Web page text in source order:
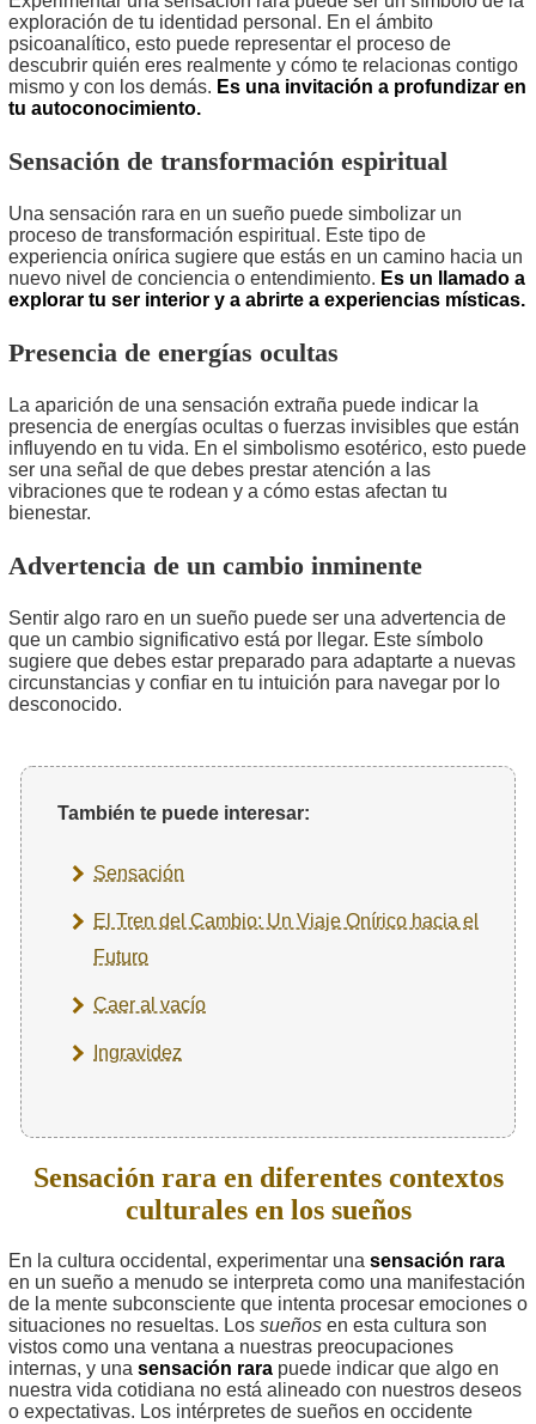
exploración de tu identidad personal. En el ámbito
psicoanalítico, esto puede representar el proceso de
descubrir quién eres realmente y cómo te relacionas contigo
mismo y con los demás. Es una invitación a profundizar en
tu autoconocimiento.
Sensación de transformación espiritual
Una sensación rara en un sueño puede simbolizar un
proceso de transformación espiritual. Este tipo de
experiencia onírica sugiere que estás en un camino hacia un
nuevo nivel de conciencia o entendimiento. Es un llamado a
explorar tu ser interior y a abrirte a experiencias místicas.
Presencia de energías ocultas
La aparición de una sensación extraña puede indicar la
presencia de energías ocultas o fuerzas invisibles que están
influyendo en tu vida. En el simbolismo esotérico, esto puede
ser una señal de que debes prestar atención a las
vibraciones que te rodean y a cómo estas afectan tu
bienestar.
Advertencia de un cambio inminente
Sentir algo raro en un sueño puede ser una advertencia de
que un cambio significativo está por llegar. Este símbolo
sugiere que debes estar preparado para adaptarte a nuevas
circunstancias y confiar en tu intuición para navegar por lo
desconocido.
También te puede interesar:
Sensación
El Tren del Cambio: Un Viaje Onírico hacia el
Futuro
Caer al vacío
Ingravidez
Sensación rara en diferentes contextos
culturales en los sueños
En la cultura occidental, experimentar una sensación rara
en un sueño a menudo se interpreta como una manifestación
de la mente subconsciente que intenta procesar emociones o
situaciones no resueltas. Los sueños en esta cultura son
vistos como una ventana a nuestras preocupaciones
internas, y una sensación rara puede indicar que algo en
nuestra vida cotidiana no está alineado con nuestros deseos
o expectativas. Los intérpretes de sueños en occidente